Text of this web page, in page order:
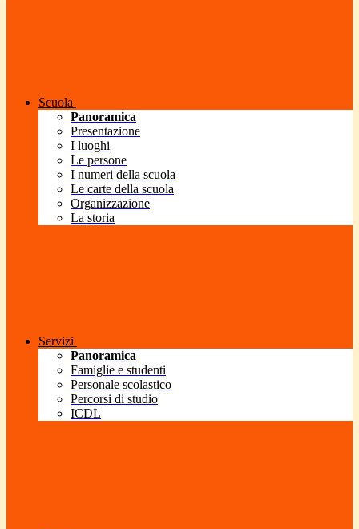
Scuola
Panoramica
Presentazione
I luoghi
Le persone
I numeri della scuola
Le carte della scuola
Organizzazione
La storia
Servizi
Panoramica
Famiglie e studenti
Personale scolastico
Percorsi di studio
ICDL